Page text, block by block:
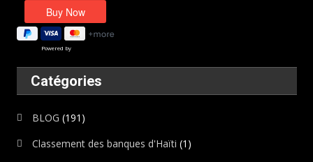
Powered by
Catégories
BLOG (191)
Classement des banques d'Haïti (1)